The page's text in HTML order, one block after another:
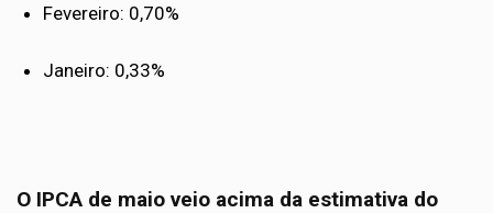
Fevereiro: 0,70%
Janeiro: 0,33%
O IPCA de maio veio acima da estimativa do